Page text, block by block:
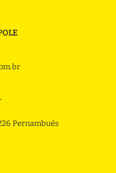
Pernambués